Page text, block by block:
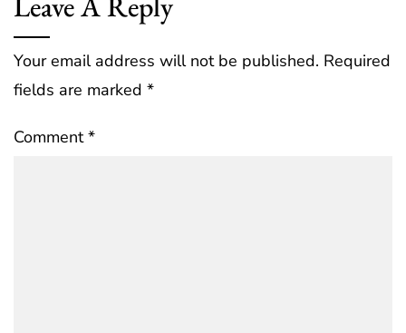
Your email address will not be published. Required
fields are marked *
Comment*